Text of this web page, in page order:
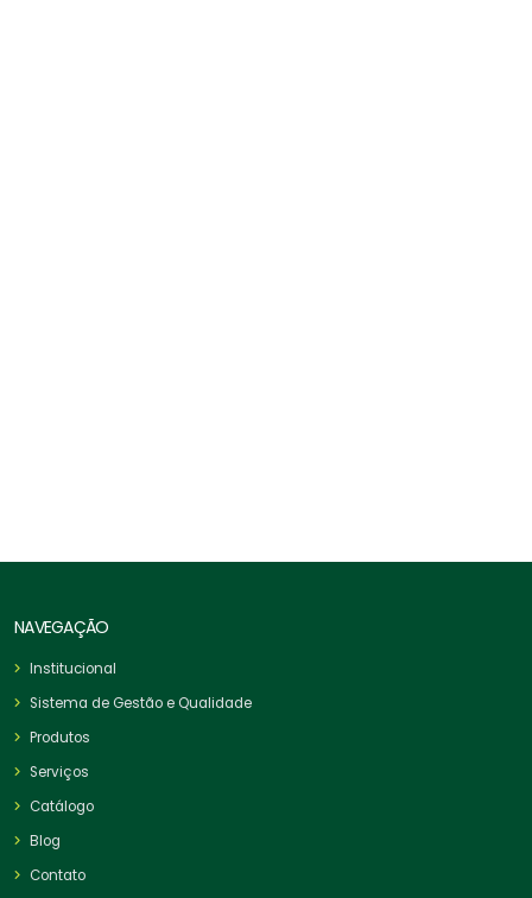
NAVEGAÇÃO
Institucional
Sistema de Gestão e Qualidade
Produtos
Serviços
Catálogo
Blog
Contato